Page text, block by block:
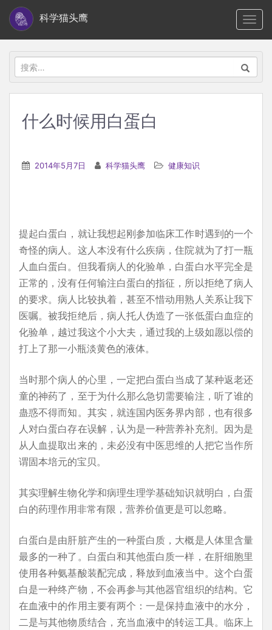
i
科学猫头鹰
搜
索：
什么时候用白蛋白
2014年5月7日 科学猫头鹰 健康知识
提起白蛋白，就让我想起刚参加临床工作时遇到的一个
奇怪的病人。这人本没有什么疾病，住院就为了打一瓶
人血白蛋白。但我看病人的化验单，白蛋白水平完全是
正常的，没有任何输注白蛋白的指征，所以拒绝了病人
的要求。病人比较执着，甚至不惜动用熟人关系让我下
医嘱。被我拒绝后，病人托人伪造了一张低蛋白血症的
化验单，越过我这个小大夫，通过我的上级如愿以偿的
打上了那一小瓶淡黄色的液体。
当时那个病人的心里，一定把白蛋白当成了某种返老还
童的神药了，至于为什么那么急切需要输注，听了谁的
蛊惑不得而知。其实，就连国内医务界内部，也有很多
人对白蛋白存在误解，认为是一种营养补充剂。因为是
从人血提取出来的，未必没有中医思维的人把它当作所
谓固本培元的宝贝。
其实理解生物化学和病理生理学基础知识就明白，白蛋
白的药理作用非常有限，营养价值更是可以忽略。
白蛋白是由肝脏产生的一种蛋白质，大概是人体里含量
最多的一种了。白蛋白和其他蛋白质一样，在肝细胞里
使用各种氨基酸装配完成，释放到血液当中。这个白蛋
白是一种终产物，不会再参与其他器官组织的结构。它
在血液中的作用主要有两个：一是保持血液中的水分，
二是与其他物质结合，充当血液中的转运工具。临床上